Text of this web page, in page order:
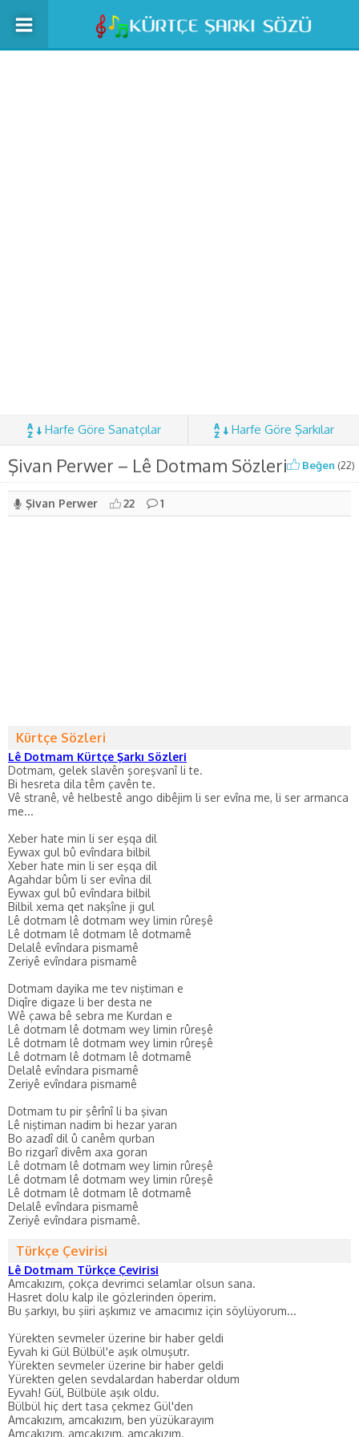
Harfe Göre Sanatçılar Harfe Göre Şarkılar
Şivan Perwer – Lê Dotmam Sözleri Beğen (22)
Şivan Perwer 22 1
Kürtçe Sözleri
Lê Dotmam Kürtçe Şarkı Sözleri
Dotmam, gelek slavên şoreşvanî li te.
Bi hesreta dila têm çavên te.
Vê stranê, vê helbestê ango dibêjim li ser evîna me, li ser armanca
me...
Xeber hate min li ser eşqa dil
Eywax gul bû evîndara bilbil
Xeber hate min li ser eşqa dil
Agahdar bûm li ser evîna dil
Eywax gul bû evîndara bilbil
Bilbil xema qet nakşîne ji gul
Lê dotmam lê dotmam wey limin rûreşê
Lê dotmam lê dotmam lê dotmamê
Delalê evîndara pismamê
Zeriyê evîndara pismamê
Dotmam dayika me tev niştiman e
Diqîre digaze li ber desta ne
Wê çawa bê sebra me Kurdan e
Lê dotmam lê dotmam wey limin rûreşê
Lê dotmam lê dotmam wey limin rûreşê
Lê dotmam lê dotmam lê dotmamê
Delalê evîndara pismamê
Zeriyê evîndara pismamê
Dotmam tu pir şêrînî li ba şivan
Lê niştiman nadim bi hezar yaran
Bo azadî dil û canêm qurban
Bo rizgarî divêm axa goran
Lê dotmam lê dotmam wey limin rûreşê
Lê dotmam lê dotmam wey limin rûreşê
Lê dotmam lê dotmam lê dotmamê
Delalê evîndara pismamê
Zeriyê evîndara pismamê.
Türkçe Çevirisi
Lê Dotmam Türkçe Çevirisi
Amcakızım, çokça devrimci selamlar olsun sana.
Hasret dolu kalp ile gözlerinden öperim.
Bu şarkıyı, bu şiiri aşkımız ve amacımız için söylüyorum...
Yürekten sevmeler üzerine bir haber geldi
Eyvah ki Gül Bülbül'e aşık olmuşutr.
Yürekten sevmeler üzerine bir haber geldi
Yürekten gelen sevdalardan haberdar oldum
Eyvah! Gül, Bülbüle aşık oldu.
Bülbül hiç dert tasa çekmez Gül'den
Amcakızım, amcakızım, ben yüzükarayım
Amcakızım, amcakızım, amcakızım.